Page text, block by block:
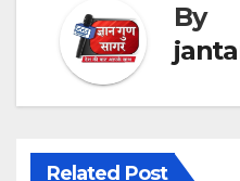
By
Related Post